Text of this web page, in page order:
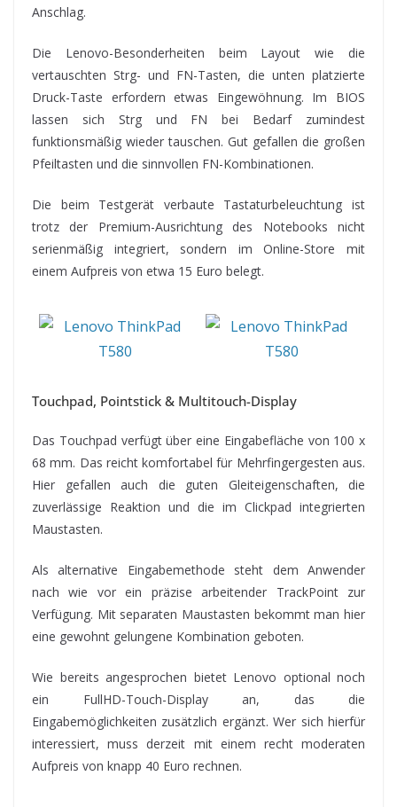
Anschlag.
Die Lenovo-Besonderheiten beim Layout wie die
vertauschten Strg- und FN-Tasten, die unten platzierte
Druck-Taste erfordern etwas Eingewöhnung. Im BIOS
lassen sich Strg und FN bei Bedarf zumindest
funktionsmäßig wieder tauschen. Gut gefallen die großen
Pfeiltasten und die sinnvollen FN-Kombinationen.
Die beim Testgerät verbaute Tastaturbeleuchtung ist
trotz der Premium-Ausrichtung des Notebooks nicht
serienmäßig integriert, sondern im Online-Store mit
einem Aufpreis von etwa 15 Euro belegt.
Touchpad, Pointstick & Multitouch-Display
Das Touchpad verfügt über eine Eingabefläche von 100 x
68 mm. Das reicht komfortabel für Mehrfingergesten aus.
Hier gefallen auch die guten Gleiteigenschaften, die
zuverlässige Reaktion und die im Clickpad integrierten
Maustasten.
Als alternative Eingabemethode steht dem Anwender
nach wie vor ein präzise arbeitender TrackPoint zur
Verfügung. Mit separaten Maustasten bekommt man hier
eine gewohnt gelungene Kombination geboten.
Wie bereits angesprochen bietet Lenovo optional noch
ein FullHD-Touch-Display an, das die
Eingabemöglichkeiten zusätzlich ergänzt. Wer sich hierfür
interessiert, muss derzeit mit einem recht moderaten
Aufpreis von knapp 40 Euro rechnen.